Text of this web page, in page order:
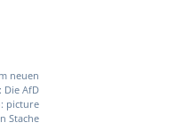
neuen
Die AfD
picture
Stache